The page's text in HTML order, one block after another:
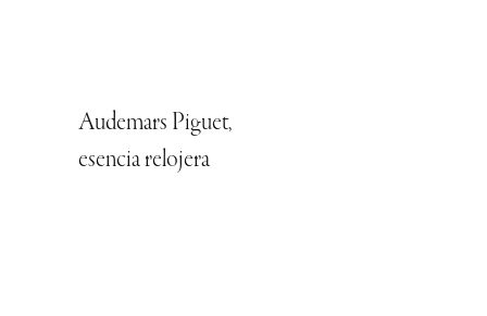
Audemars Piguet,
esencia relojera